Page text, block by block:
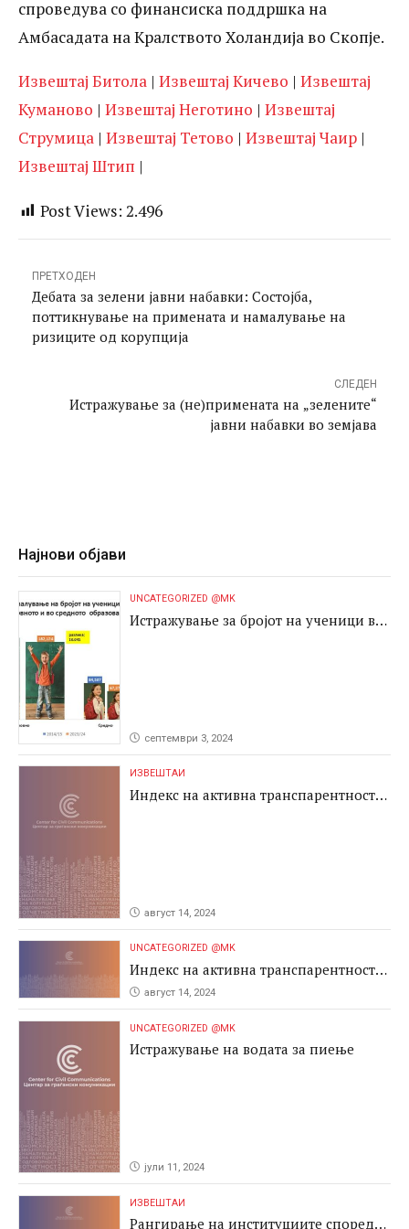
спроведува со финансиска поддршка на
Амбасадата на Кралството Холандија во Скопје.
Извештај Битола | Извештај Кичево | Извештај
Куманово | Извештај Неготино | Извештај
Струмица | Извештај Тетово | Извештај Чаир |
Извештај Штип |
Post Views: 2.496
ПРЕТХОДЕН
Дебата за зелени јавни набавки: Состојба,
поттикнување на примената и намалување на
ризиците од корупција
СЛЕДЕН
Истражување за (не)примената на „зелените“
јавни набавки во земјава
Најнови објави
UNCATEGORIZED @MK
Истражување за бројот на ученици во
септември 3, 2024
ИЗВЕШТАИ
Индекс на активна транспарентност
август 14, 2024
UNCATEGORIZED @MK
Индекс на активна транспарентност
2024август 14, 2024
UNCATEGORIZED @MK
Истражување на водата за пиење
јули 11, 2024
ИЗВЕШТАИ
Рангирање на институциите според